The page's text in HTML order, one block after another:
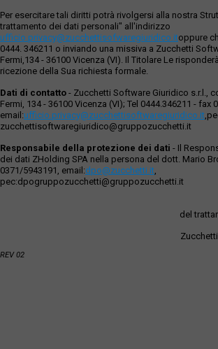
Per esercitare tali diritti potrà rivolgersi alla nostra
trattamento dei dati personali" all'indirizzo
ufficio.privacy@zucchettisofwaregiuridico.itoppure
0444. 346211 o inviando una missiva a Zucchetti
Fermi,134 - 36100 Vicenza (VI). Il Titolare Le
ricezione della Sua richiesta formale.
Dati di contatto - Zucchetti Software Giuridico s.r.l.,
Fermi, 134 - 36100 Vicenza (VI); Tel 0444.346211 - fax
email:ufficio.privacy@zucchettisoftwaregiuridico.it
zucchettisoftwaregiuridico@gruppozucchetti.it
Responsabile della protezione dei dati - Il
dei dati ZHolding SPA nella persona del dott. Mario
0371/5943191, email:dpo@zucchetti.it,
pec:dpogruppozucchetti@gruppozucchetti.it
del
REV 02